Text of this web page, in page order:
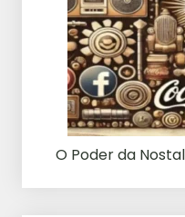
O Poder da